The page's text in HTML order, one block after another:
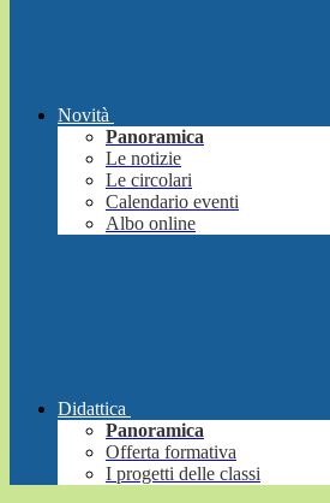
Novità
Panoramica
Le notizie
Le circolari
Calendario eventi
Albo online
Didattica
Panoramica
Offerta formativa
I progetti delle classi